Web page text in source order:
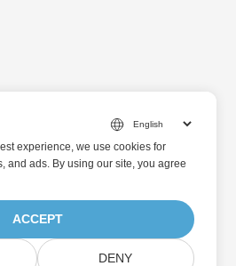
experience, we use cookies for
and ads. By using our site, you agree
ACCEPT
DENY